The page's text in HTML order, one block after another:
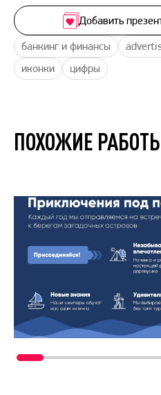
банкинг и финансы
иконки
цифры
Добавить
ПОХОЖИЕ